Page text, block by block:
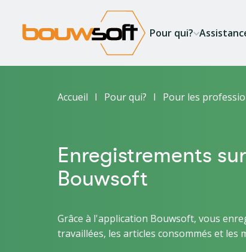
contenu
Pour qui?
Fil
Accueil Pour qui? Pour les
Enregistrements
Bouwsoft
Grâce à l'application Bouwsoft, vous
travaillées, les articles consommés et les